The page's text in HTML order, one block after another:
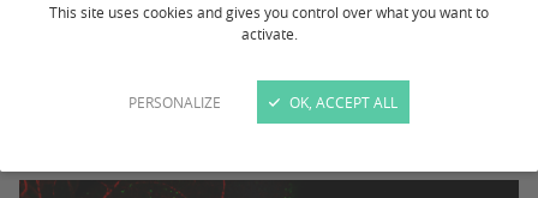
This site uses cookies and gives you control over what you want to
activate.
PERSONALIZE OK, ACCEPT ALL
© Nathalie Bouvery/UMR BFP